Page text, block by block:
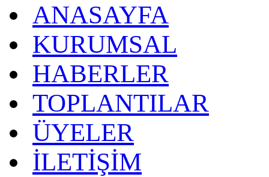
ANASAYFA
KURUMSAL
HABERLER
TOPLANTILAR
ÜYELER
İLETİŞİM